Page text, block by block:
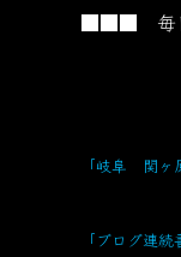
■■■ 毎日
「岐阜 関ヶ
「ブログ連